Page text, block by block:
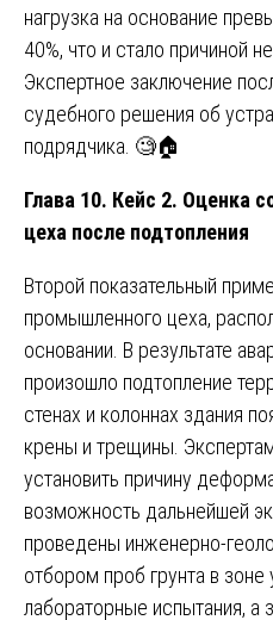
нагрузка на основание
40%, что и стало причиной
Экспертное заключение
судебного решения об
подрядчика. 🧐🏠
Глава 10. Кейс 2. Оценка
цеха после подтопления
Второй показательный
промышленного цеха,
основании. В результате
произошло подтопление
стенах и колоннах здания
крены и трещины.
установить причину
возможность дальнейшей
проведены инженерно-
отбором проб грунта в
лабораторные испытания, а